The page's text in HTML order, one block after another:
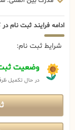
ادامه فرایند ثبت نام در
شرایط ثبت نام:
وضعیت
در حال تکمیل